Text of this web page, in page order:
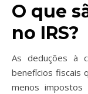
O que
no IRS?
As deduções à
benefícios fiscais
menos